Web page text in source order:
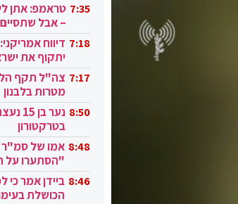
7:35 טראמפ: אתן
– אבל
בעזה 7:18 דיווח
יתקוף את
בקטאר" 7:17 צה"ל תקף
מטרות בלבנון
8:50
נער
בטרקטורון
8:48 אמו של סמ"ר
"הסתערו על
ובגבורה" 8:46 ביידן אמר כי
הכושלת